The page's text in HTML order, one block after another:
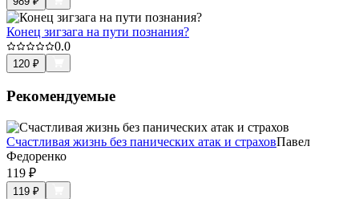
Конец зигзага на пути познания?
0.0
120 ₽
Рекомендуемые
Счастливая жизнь без панических атак и страховПавел
Федоренко
119 ₽
119 ₽